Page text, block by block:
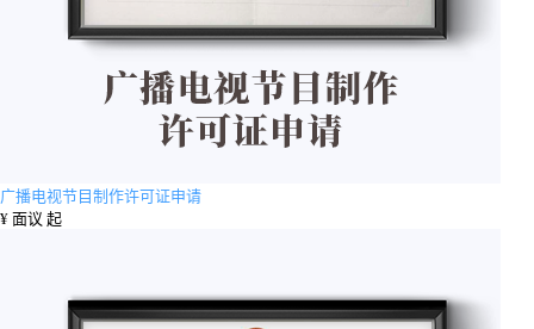
广播电视节目制作许可证申请
¥ 面议 起